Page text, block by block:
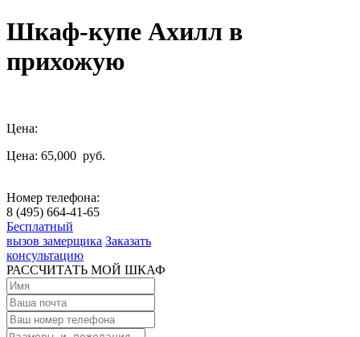
Шкаф-купе Ахилл в
прихожую
Цена:
Цена: 65,000 руб.
Номер телефона:
8 (495) 664-41-65
Бесплатный
вызов замерщика Заказать
консультацию
РАССЧИТАТЬ МОЙ ШКАФ